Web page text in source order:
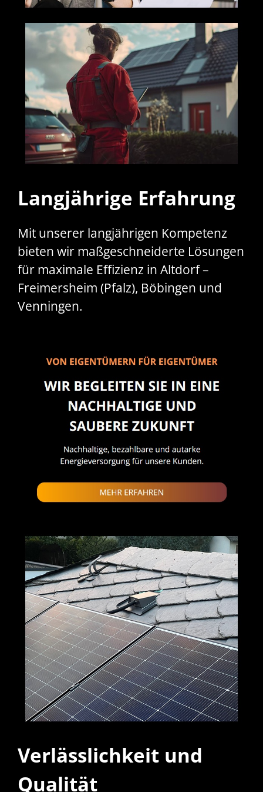
Langjährige Erfahrung
Mit unserer langjährigen Kompetenz
bieten wir maßgeschneiderte Lösungen
für maximale Effizienz in Altdorf –
Freimersheim (Pfalz), Böbingen und
Venningen.
Verlässlichkeit und
Qualität